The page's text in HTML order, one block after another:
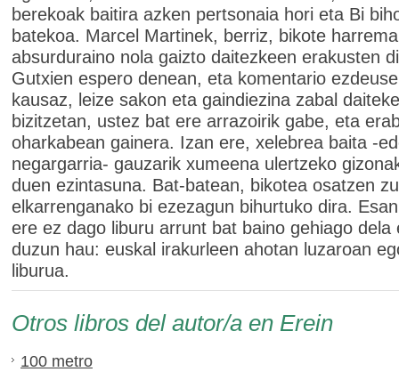
berekoak baitira azken pertsonaia hori eta Bi
batekoa. Marcel Martinek, berriz, bikote
absurduraino nola gaizto daitezkeen erakusten
Gutxien espero denean, eta komentario
kausaz, leize sakon eta gaindiezina zabal
bizitzetan, ustez bat ere arrazoirik gabe, eta
oharkabean gainera. Izan ere, xelebrea baita -
negargarria- gauzarik xumeena ulertzeko
duen ezintasuna. Bat-batean, bikotea osatzen
elkarrenganako bi ezezagun bihurtuko dira.
ere ez dago liburu arrunt bat baino gehiago dela
duzun hau: euskal irakurleen ahotan luzaroan
liburua.
Otros libros del autor/a en Erein
100 metro